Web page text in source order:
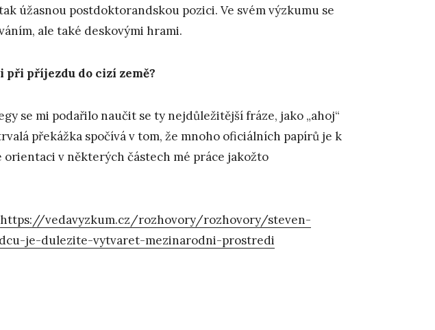
úžasnou postdoktorandskou pozici. Ve svém výzkumu se
ale také deskovými hrami.
příjezdu do cizí země?
se mi podařilo naučit se ty nejdůležitější fráze, jako „ahoj“
překážka spočívá v tom, že mnoho oficiálních papírů je k
orientaci v některých částech mé práce jakožto
https://vedavyzkum.cz/rozhovory/rozhovory/steven-
je-dulezite-vytvaret-mezinarodni-prostredi